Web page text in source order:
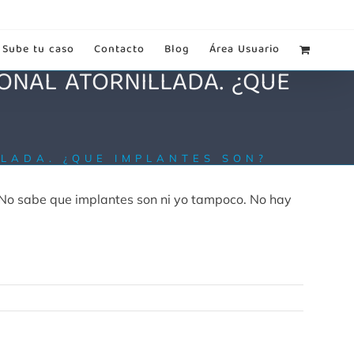
Sube tu caso Contacto Blog Área Usuario
ATORNILLADA. ¿QUE
¿QUE IMPLANTES SON?
sabe que implantes son ni yo tampoco. No hay